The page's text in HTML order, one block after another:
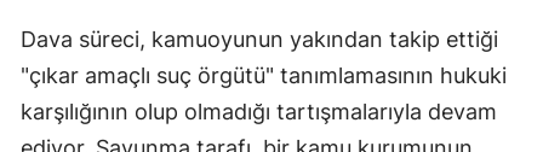
Dava süreci, kamuoyunun yakından takip ettiği
"çıkar amaçlı suç örgütü" tanımlamasının hukuki
karşılığının olup olmadığı tartışmalarıyla devam